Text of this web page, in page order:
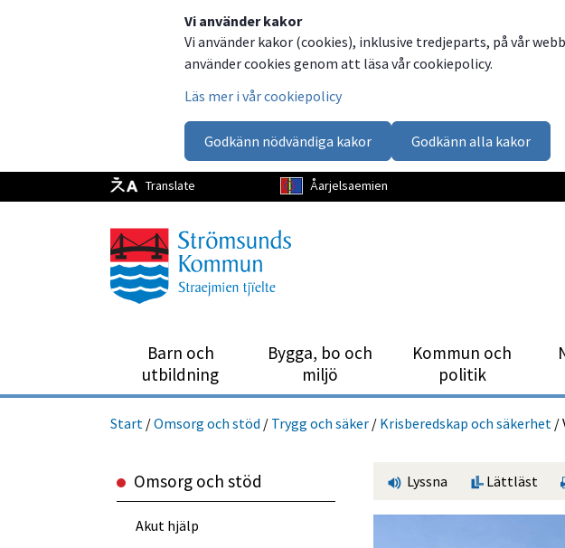
Vi använder kakor
Vi använder kakor (cookies), inklusive tredjeparts, på vår
använder cookies genom att läsa vår cookiepolicy.
Läs mer i vår cookiepolicy
Godkänn nödvändiga kakor Godkänn alla kakor
Translate Åarjelsaemien
Barn och
utbild­ning
Bygga, bo och
miljö
Kommun och
politik
Start /Omsorg och stöd / Trygg och säker / Krisberedskap och säkerhet /
Lyssna Lättläst
Omsorg och stöd
Akut hjälp